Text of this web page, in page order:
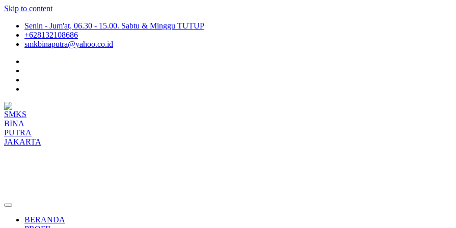
Skip to content
Senin - Jum'at, 06.30 - 15.00. Sabtu & Minggu TUTUP
+628132108686
smkbinaputra@yahoo.co.id
BERANDA